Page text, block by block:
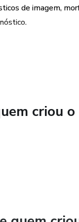
de imagem,
mais recentes
sobre o
criou